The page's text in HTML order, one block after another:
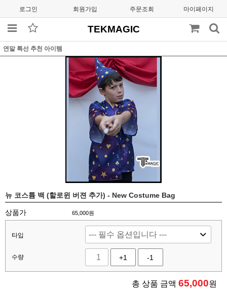
로그인 회원가입 주문조회 마이페이지
TEKMAGIC
연말 특선 추천 아이템
뉴 코스튬 백 (할로윈 버젼 추가) - New Costume Bag
상품가 65,000원
타입
수량 +1 -1
총 상품 금액 65,000원